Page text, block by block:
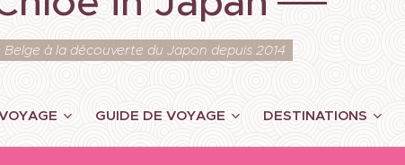
Belge à la découverte du Japon depuis 2014
GUIDE DE VOYAGE DESTINATIONS